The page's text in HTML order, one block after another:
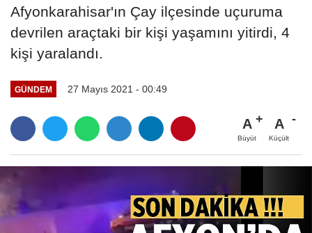
Afyonkarahisar'ın Çay ilçesinde uçuruma
devrilen araçtaki bir kişi yaşamını yitirdi, 4
kişi yaralandı.
GÜNDEM 27 Mayıs 2021 - 00:49
A
Büyüt
A
Küçült